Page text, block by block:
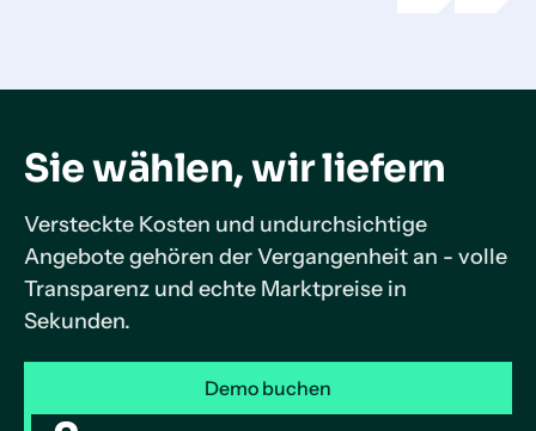
Sie wählen, wir liefern
Versteckte Kosten und undurchsichtige
Angebote gehören der Vergangenheit an - volle
Transparenz und echte Marktpreise in
Sekunden.
Demo buchen